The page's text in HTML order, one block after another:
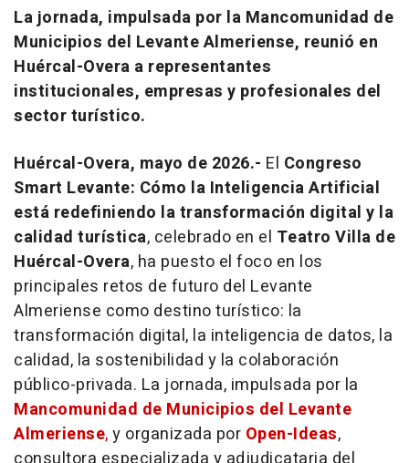
La jornada, impulsada por la Mancomunidad de
Municipios del Levante Almeriense, reunió en
Huércal-Overa a representantes
institucionales, empresas y profesionales del
sector turístico.
Huércal-Overa, mayo de 2026.- El Congreso
Smart Levante: Cómo la Inteligencia Artificial
está redefiniendo la transformación digital y la
calidad turística, celebrado en el Teatro Villa de
Huércal-Overa, ha puesto el foco en los
principales retos de futuro del Levante
Almeriense como destino turístico: la
transformación digital, la inteligencia de datos, la
calidad, la sostenibilidad y la colaboración
público-privada. La jornada, impulsada por la
Mancomunidad de Municipios del Levante
Almeriense,y organizada por Open-Ideas,